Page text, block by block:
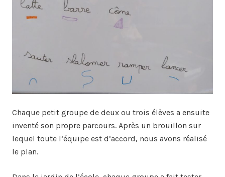
Chaque petit groupe de deux ou trois élèves a ensuite
inventé son propre parcours. Après un brouillon sur
lequel toute l’équipe est d’accord, nous avons réalisé
le plan.